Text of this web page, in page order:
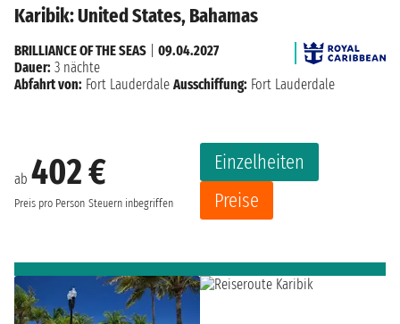
Karibik: United States, Bahamas
ab 402 €
Preis pro Person Steuern inbegriffen
Einzelheiten
Preise
BRILLIANCE OF THE SEAS
09.04.2027
Dauer: 3 nächte
Abfahrt von: Fort Lauderdale Ausschiffung: Fort Lauderdale